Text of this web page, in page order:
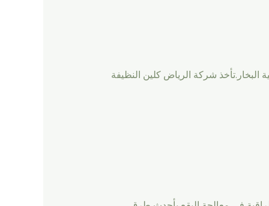
البخار.تأخذ شركة الرياض كلين النظيفة